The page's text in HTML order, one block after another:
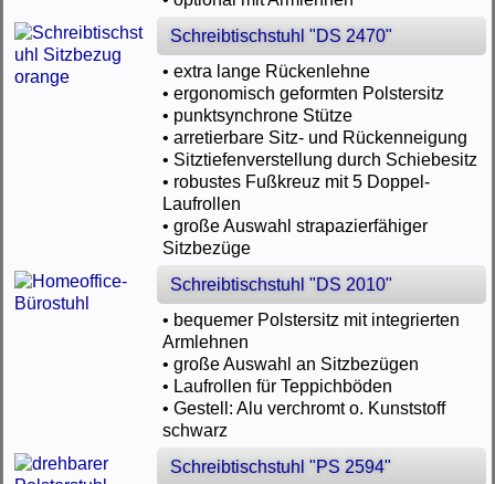
Schreibtischstuhl "DS 2470"
• extra lange Rückenlehne
• ergonomisch geformten Polstersitz
• punktsynchrone Stütze
• arretierbare Sitz- und Rückenneigung
• Sitztiefenverstellung durch Schiebesitz
• robustes Fußkreuz mit 5 Doppel-
Laufrollen
• große Auswahl strapazierfähiger
Sitzbezüge
Schreibtischstuhl "DS 2010"
• bequemer Polstersitz mit integrierten
Armlehnen
• große Auswahl an Sitzbezügen
• Laufrollen für Teppichböden
• Gestell: Alu verchromt o. Kunststoff
schwarz
Schreibtischstuhl "PS 2594"